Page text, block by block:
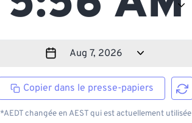
Copier dans le presse-papiers
*AEDT changée en AEST qui est actuellement utilisée